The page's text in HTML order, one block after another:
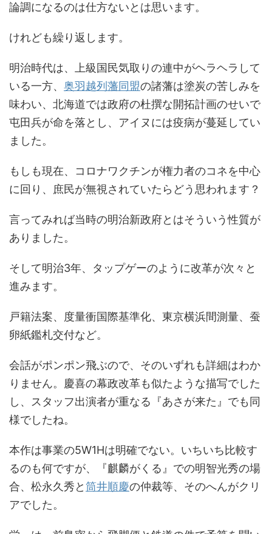
論調になるのは仕方ないとは思います。
けれども繰り返します。
明治時代は、上級国民気取りの連中がヘラヘラして
いる一方、 奥羽越列藩同盟の諸藩は塗炭の苦しみを
味わい、北海道では政府の杜撰な開拓計画のせいで
屯田兵が命を落とし、アイヌには疫病が蔓延してい
ました。
もしも現在、コロナワクチンが権力者のコネを中心
に回り、庶民が無視されていたらどう思われます？
言ってみれば当時の明治新政府とはそういう性質が
ありました。
そして明治3年、タップゲーのように改革が次々と
進みます。
戸籍法案、度量衝国際基準化、東京横浜間測量、蚕
卵紙鑑札交付など。
会話がポンポン飛ぶので、そのいずれも詳細はわか
りません。慶喜の幕政改革も似たような描写でした
し、スタッフ出演者が重なる『あさが来た』でも同
様でしたね。
本作は事業の5W1Hは明確でない。いちいち比較す
るのも何ですが、『麒麟がくる』での明智光秀の場
合、松永久秀と筒井順慶の仲裁等、そのへんがクリ
アでした。